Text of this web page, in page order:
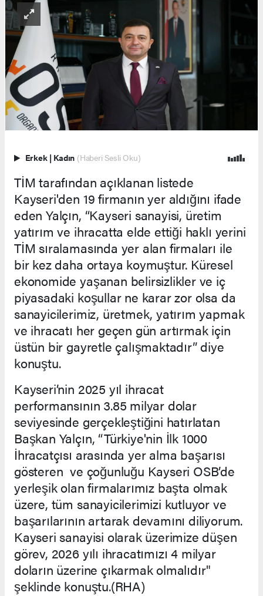
Erkek | Kadın (Haberi Sesli Oku)
TİM tarafından açıklanan listede
Kayseri'den 19 firmanın yer aldığını ifade
eden Yalçın, “Kayseri sanayisi, üretim
yatırım ve ihracatta elde ettiği haklı yerini
TİM sıralamasında yer alan firmaları ile
bir kez daha ortaya koymuştur. Küresel
ekonomide yaşanan belirsizlikler ve iç
piyasadaki koşullar ne karar zor olsa da
sanayicilerimiz, üretmek, yatırım yapmak
ve ihracatı her geçen gün artırmak için
üstün bir gayretle çalışmaktadır” diye
konuştu.
Kayseri’nin 2025 yıl ihracat
performansının 3.85 milyar dolar
seviyesinde gerçekleştiğini hatırlatan
Başkan Yalçın, “Türkiye'nin İlk 1000
İhracatçısı arasında yer alma başarısı
gösteren ve çoğunluğu Kayseri OSB’de
yerleşik olan firmalarımız başta olmak
üzere, tüm sanayicilerimizi kutluyor ve
başarılarının artarak devamını diliyorum.
Kayseri sanayisi olarak üzerimize düşen
görev, 2026 yılı ihracatımızı 4 milyar
doların üzerine çıkarmak olmalıdır"
şeklinde konuştu.(RHA)